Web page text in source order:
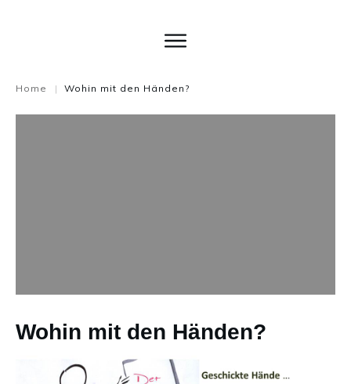
Home | Wohin mit den Händen?
Wohin mit den Händen?